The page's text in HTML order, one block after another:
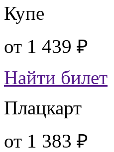
Купе
от 1 439 ₽
Найти билет
Плацкарт
от 1 383 ₽